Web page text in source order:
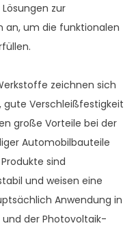
zur
an, um die funktionalen
zeichnen sich
gute Verschleißfestigkeit
große Vorteile bei der
Automobilbauteile
sind
und weisen eine
Anwendung in
der Photovoltaik-